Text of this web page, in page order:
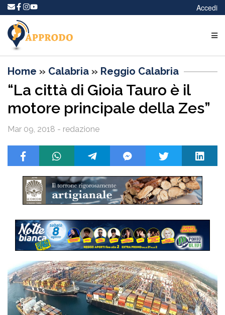
Accedi
Home » Calabria » Reggio Calabria
“La città di Gioia Tauro è il
motore principale della Zes”
Mar 09, 2018 - redazione